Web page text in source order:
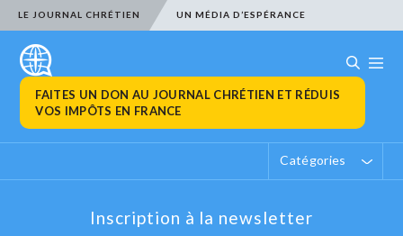
LE JOURNAL CHRÉTIEN UN MÉDIA D’ESPÉRANCE
FAITES UN DON AU JOURNAL CHRÉTIEN ET RÉDUIS
VOS IMPÔTS EN FRANCE
Catégories
Inscription à la newsletter